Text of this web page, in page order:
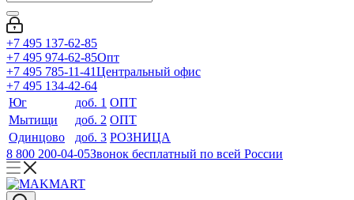
+7 495 137-62-85
+7 495 974-62-85Опт
+7 495 785-11-41Центральный офис
+7 495 134-42-64
Юг
доб. 1 ОПТ
Мытищи
доб. 2 ОПТ
Одинцово
доб. 3 РОЗНИЦА
8 800 200-04-05Звонок бесплатный по всей России